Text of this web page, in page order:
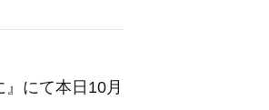
にて本日10月